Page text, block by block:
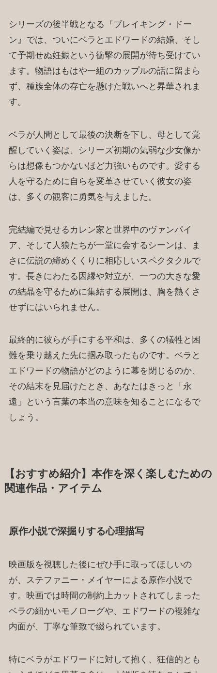
シリーズの後半戦となる『ブレイキング・ドー
ン』では、ついにベラとエドワードの結婚、そし
て予期せぬ妊娠という衝撃の展開が待ち受けてい
ます。物語はもはや一組のカップルの話に留まら
ず、種族全体の存亡を懸けた戦いへと昇華されま
す。
ベラが人間として最後の決断を下し、母として覚
醒していく姿は、シリーズ初期の気弱な少女像か
らは想像もつかないほど力強いものです。愛する
人を守るために自らを変革させていく彼女の姿
は、多くの観客に勇気を与えました。
完結編で見せるカレン家と世界中のヴァンパイ
ア、そして人狼たちが一堂に会するシーンは、ま
さに伝説の締めくくりに相応しいスペクタクルで
す。長きにわたる因縁や対立が、一つの大きな愛
の結晶を守るために集結する展開は、胸を熱くさ
せずにはいられません。
最終的に彼らが手にする平和は、多くの犠牲と困
難を乗り越えた先に掴み取ったものです。ベラと
エドワードの物語がどのように幕を閉じるのか、
その結末を見届けたとき、あなたはきっと「永
遠」という言葉の本当の意味を知ることになるで
しょう。
【おすすめ紹介】本作を深く楽しむための
関連作品・アイテム
原作小説で深掘りする心理描写
映画版を視聴した後にぜひ手に取ってほしいの
が、ステファニー・メイヤーによる原作小説で
す。映画では時間の制約上カットされてしまった
ベラの細かいモノローグや、エドワードの複雑な
内面が、丁寧な筆致で綴られています。
特にベラがエドワードに対して抱く、狂信的とも